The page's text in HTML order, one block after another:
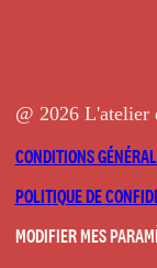
@ 2026 L'atelier
CONDITIONS
POLITIQUE DE
MODIFIER MES